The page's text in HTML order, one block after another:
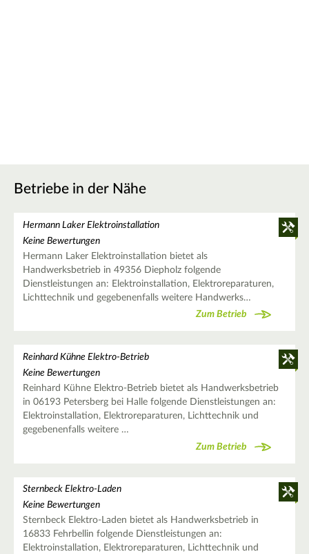
Betriebe in der Nähe
Hermann Laker Elektroinstallation
Keine Bewertungen
Hermann Laker Elektroinstallation bietet als
Handwerksbetrieb in 49356 Diepholz folgende
Dienstleistungen an: Elektroinstallation, Elektroreparaturen,
Lichttechnik und gegebenenfalls weitere Handwerks…
Zum Betrieb
Reinhard Kühne Elektro-Betrieb
Keine Bewertungen
Reinhard Kühne Elektro-Betrieb bietet als Handwerksbetrieb
in 06193 Petersberg bei Halle folgende Dienstleistungen an:
Elektroinstallation, Elektroreparaturen, Lichttechnik und
gegebenenfalls weitere …
Zum Betrieb
Sternbeck Elektro-Laden
Keine Bewertungen
Sternbeck Elektro-Laden bietet als Handwerksbetrieb in
16833 Fehrbellin folgende Dienstleistungen an:
Elektroinstallation, Elektroreparaturen, Lichttechnik und